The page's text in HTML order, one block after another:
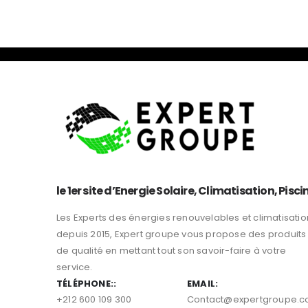
Les Experts des énergies renouvelables et
depuis 2015, Expert groupe vous propose des produits
+212 600 109 300
HEURES TRAVAILLÉES::